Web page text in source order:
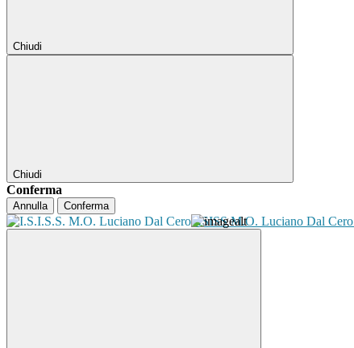
Chiudi
Chiudi
Conferma
Annulla Conferma
ISISS M.O. Luciano Dal Cero